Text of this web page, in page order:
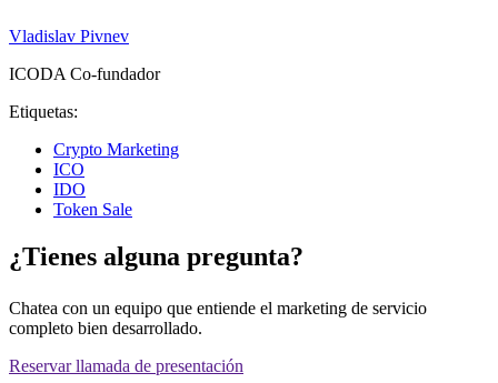
Vladislav Pivnev
ICODA Co-fundador
Etiquetas:
Crypto Marketing
ICO
IDO
Token Sale
¿Tienes alguna pregunta?
Chatea con un equipo que entiende el marketing de servicio
completo bien desarrollado.
Reservar llamada de presentación